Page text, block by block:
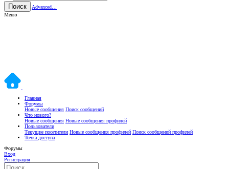
Поиск
Advanced…
Меню
Главная
Форумы
Новые сообщения Поиск сообщений
Что нового?
Новые сообщения Новые сообщения профилей
Пользователи
Текущие посетители Новые сообщения профилей Поиск сообщений профилей
Точка доступа
Форумы
Вход
Регистрация